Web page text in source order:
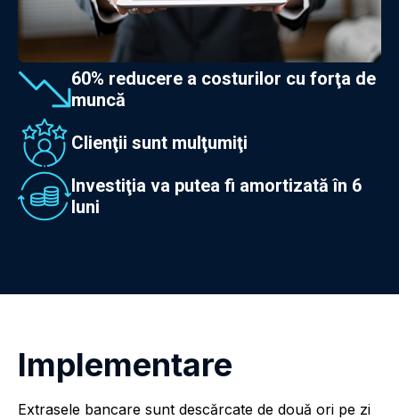
60% reducere a costurilor cu forţa de
muncă
Clienţii sunt mulţumiţi
Investiţia va putea fi amortizată în 6
luni
Implementare
Extrasele bancare sunt descărcate de două ori pe zi